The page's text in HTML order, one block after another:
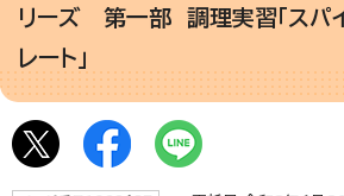
リーズ 第一部 調理実習「スパ
レート」